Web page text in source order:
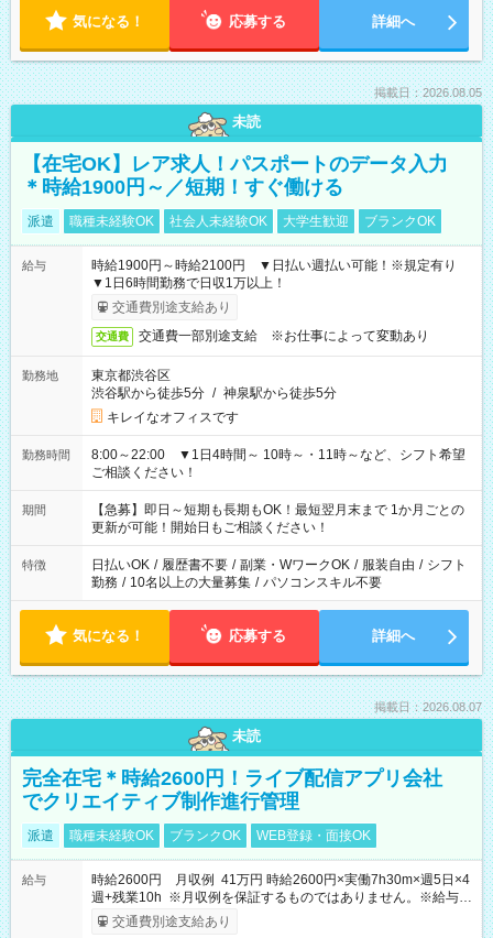
気になる！ 応募する 詳細へ
掲載日：2026.08.05
未読
【在宅OK】レア求人！パスポートのデータ入力
＊時給1900円～／短期！すぐ働ける
派遣 職種未経験OK 社会人未経験OK 大学生歓迎 ブランクOK
給与
時給1900円～時給2100円 ▼日払い週払い可能！※規定有り
▼1日6時間勤務で日収1万以上！
交通費別途支給あり
交通費 交通費一部別途支給 ※お仕事によって変動あり
勤務地
東京都渋谷区
渋谷駅から徒歩5分 / 神泉駅から徒歩5分
キレイなオフィスです
勤務時間
8:00～22:00 ▼1日4時間～ 10時～・11時～など、シフト希望
ご相談ください！
期間
【急募】即日～短期も長期もOK！最短翌月末まで 1か月ごとの
更新が可能！開始日もご相談ください！
特徴 日払いOK / 履歴書不要 / 副業・WワークOK / 服装自由 / シフト
勤務 / 10名以上の大量募集 / パソコンスキル不要
気になる！ 応募する 詳細へ
掲載日：2026.08.07
未読
完全在宅＊時給2600円！ライブ配信アプリ会社
でクリエイティブ制作進行管理
派遣 職種未経験OK ブランクOK WEB登録・面接OK
給与
時給2600円 月収例 41万円 時給2600円×実働7h30m×週5日×4
週+残業10h ※月収例を保証するものではありません。※給与即
受取りサービス利用可（利用条件有）
交通費別途支給あり